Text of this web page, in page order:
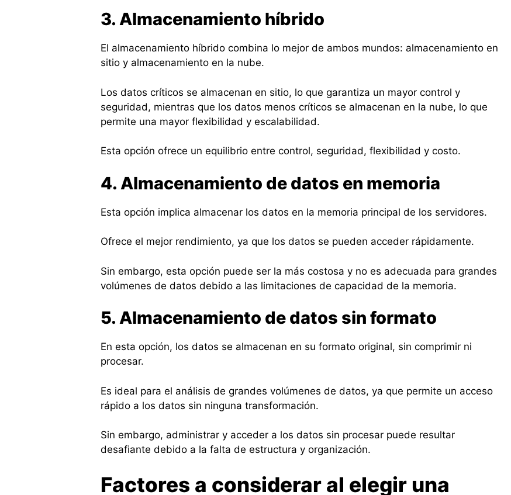
3. Almacenamiento híbrido
El almacenamiento híbrido combina lo mejor de ambos mundos: almacenamiento en
sitio y almacenamiento en la nube.
Los datos críticos se almacenan en sitio, lo que garantiza un mayor control y
seguridad, mientras que los datos menos críticos se almacenan en la nube, lo que
permite una mayor flexibilidad y escalabilidad.
Esta opción ofrece un equilibrio entre control, seguridad, flexibilidad y costo.
4. Almacenamiento de datos en memoria
Esta opción implica almacenar los datos en la memoria principal de los servidores.
Ofrece el mejor rendimiento, ya que los datos se pueden acceder rápidamente.
Sin embargo, esta opción puede ser la más costosa y no es adecuada para grandes
volúmenes de datos debido a las limitaciones de capacidad de la memoria.
5. Almacenamiento de datos sin formato
En esta opción, los datos se almacenan en su formato original, sin comprimir ni
procesar.
Es ideal para el análisis de grandes volúmenes de datos, ya que permite un acceso
rápido a los datos sin ninguna transformación.
Sin embargo, administrar y acceder a los datos sin procesar puede resultar
desafiante debido a la falta de estructura y organización.
Factores a considerar al elegir una